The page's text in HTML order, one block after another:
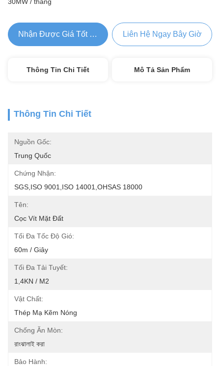
Nhận Được Giá Tốt Nhất Liên Hệ Ngay Bây Giờ
Thông Tin Chi Tiết Mô Tả Sản Phẩm
Thông Tin Chi Tiết
Nguồn Gốc:
Trung Quốc
Chứng Nhận:
SGS,ISO 9001,ISO 14001,OHSAS 18000
Tên:
Cọc Vít Mặt Đất
Tối Đa Tốc Độ Gió:
60m / Giây
Tối Đa Tải Tuyết:
1,4KN / M2
Vật Chất:
Thép Mạ Kẽm Nóng
Chống Ăn Mòn:
রাংঝালাই করা
Bảo Hành: